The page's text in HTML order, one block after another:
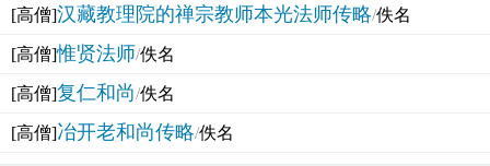
[高僧]汉藏教理院的禅宗教师本光法师传略/佚名
[高僧]惟贤法师/佚名
[高僧]复仁和尚/佚名
[高僧]冶开老和尚传略/佚名